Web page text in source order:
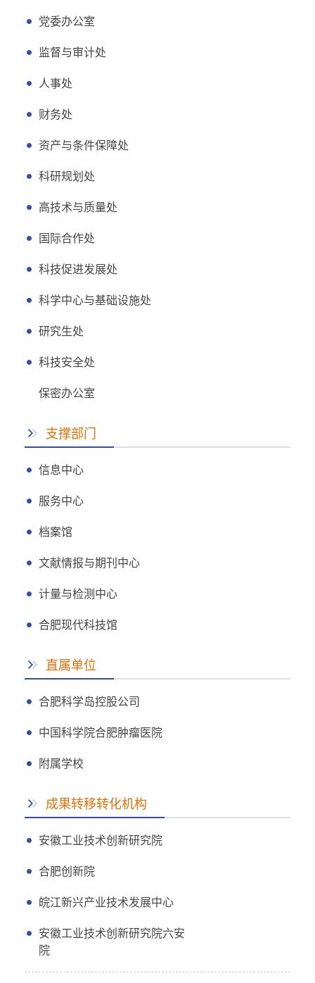
党委办公室
监督与审计处
人事处
财务处
资产与条件保障处
科研规划处
高技术与质量处
国际合作处
科技促进发展处
科学中心与基础设施处
研究生处
科技安全处
保密办公室
支撑部门
信息中心
服务中心
档案馆
文献情报与期刊中心
计量与检测中心
合肥现代科技馆
直属单位
合肥科学岛控股公司
中国科学院合肥肿瘤医院
附属学校
成果转移转化机构
安徽工业技术创新研究院
合肥创新院
皖江新兴产业技术发展中心
安徽工业技术创新研究院六安
院